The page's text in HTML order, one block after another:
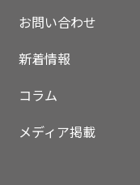
お問い合わせ
新着情報
コラム
メディア掲載